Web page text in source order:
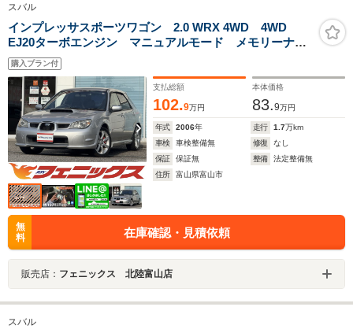
スバル
インプレッサスポーツワゴン 2.0 WRX 4WD 4WD
EJ20ターボエンジン マニュアルモード メモリーナ
ビ フルセグTV Bluetooth バックカメラ ETC ドラ
イブレコーダー 革巻きステアリング ディスチャージ
ライト
購入プラン付
支払総額
102.9万円
本体価格
83.9万円
年式 2006年 走行 1.7万km
車検
車検整備無 修復
なし
保証
保証無 整備
法定整備無
住所
富山県富山市
無
料
在庫確認・見積依頼
販売店： フェニックス 北陸富山店
スバル